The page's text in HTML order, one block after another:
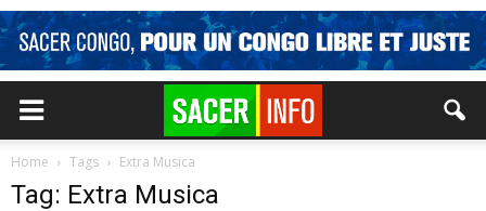
Home Tags Extra Musica
Tag: Extra Musica